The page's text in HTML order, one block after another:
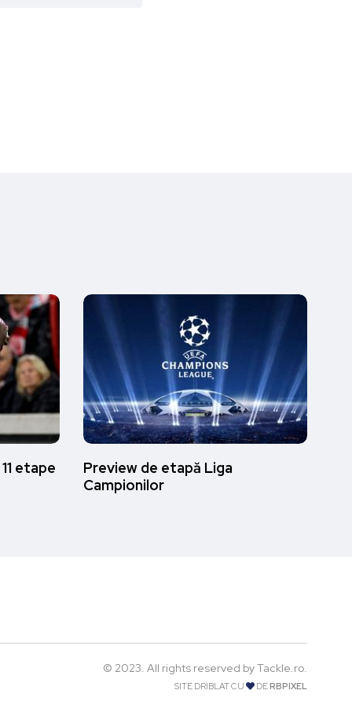
etape
Preview de etapă Liga
Campionilor
© 2023. All rights reserved by Tackle.ro.
SITE DRIBLAT CU DERBPIXEL